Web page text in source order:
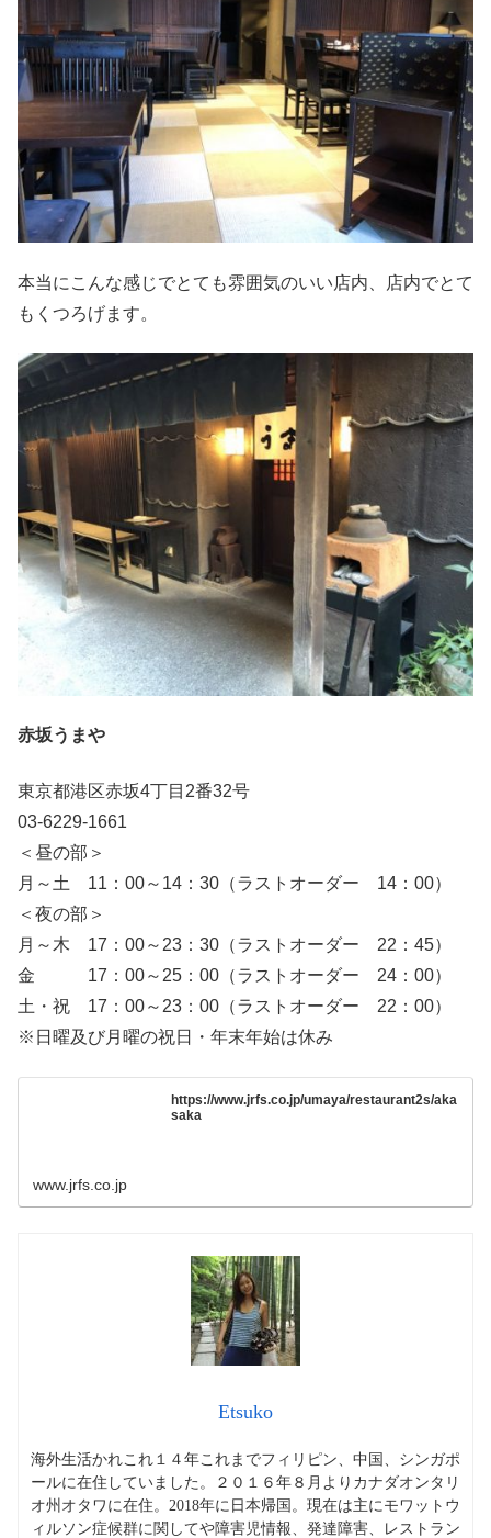
本当にこんな感じでとても雰囲気のいい店内、店内でとて
もくつろげます。
赤坂うまや
東京都港区赤坂4丁目2番32号
03-6229-1661
＜昼の部＞
月～土 11：00～14：30（ラストオーダー 14：00）
＜夜の部＞
月～木 17：00～23：30（ラストオーダー 22：45）
金 17：00～25：00（ラストオーダー 24：00）
土・祝 17：00～23：00（ラストオーダー 22：00）
※日曜及び月曜の祝日・年末年始は休み
https://www.jrfs.co.jp/umaya/restaurant2s/aka
saka
www.jrfs.co.jp
Etsuko
海外生活かれこれ１４年これまでフィリピン、中国、シンガポ
ールに在住していました。２０１６年８月よりカナダオンタリ
オ州オタワに在住。2018年に日本帰国。現在は主にモワットウ
ィルソン症候群に関してや障害児情報、発達障害、レストラン